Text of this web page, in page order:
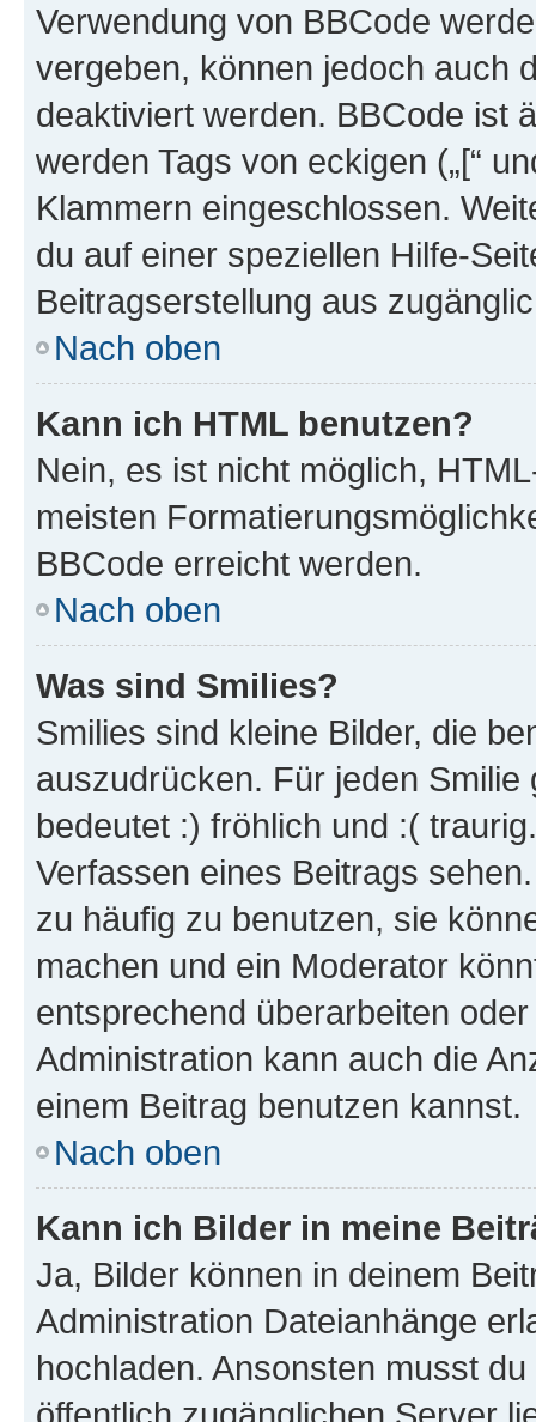
Verwendung von BBCode
vergeben, können jedoch auch
deaktiviert werden. BBCode ist
werden Tags von eckigen („[“
Klammern eingeschlossen.
du auf einer speziellen Hilfe-
Beitragserstellung aus
Nach oben
Kann ich HTML benutzen?
Nein, es ist nicht möglich,
meisten
BBCode erreicht werden.
Nach oben
Was sind Smilies?
Smilies sind kleine Bilder, die
auszudrücken. Für jeden
bedeutet :) fröhlich und :(
Verfassen eines Beitrags
zu häufig zu benutzen, sie
machen und ein Moderator
entsprechend überarbeiten
Administration kann auch die
einem Beitrag benutzen kannst.
Nach oben
Kann ich Bilder in meine
Ja, Bilder können in deinem
Administration Dateianhänge
hochladen. Ansonsten musst